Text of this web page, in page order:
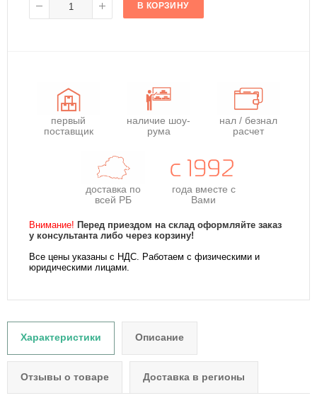
В КОРЗИНУ
первый
поставщик
наличие шоу-
рума
нал / безнал
расчет
доставка по
всей РБ
года вместе с
Вами
Внимание! Перед приездом на склад оформляйте заказ
у консультанта либо через корзину!
Все цены указаны с НДС. Работаем с физическими и
юридическими лицами.
Характеристики Описание
Отзывы о товаре Доставка в регионы